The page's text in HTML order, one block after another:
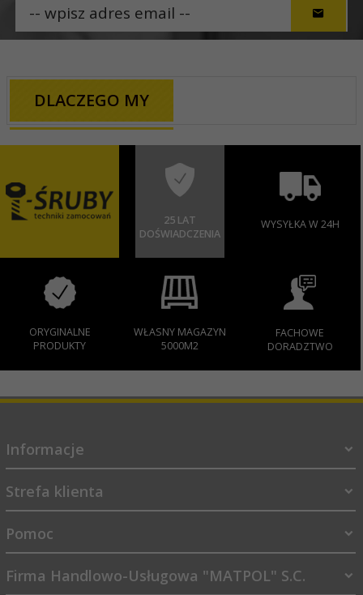
DLACZEGO MY
25 LAT
DOŚWIADCZENIA
WYSYŁKA W 24H
ORYGINALNE
PRODUKTY
WŁASNY MAGAZYN
5000M2
FACHOWE
DORADZTWO
Informacje
Strefa klienta
Pomoc
Firma Handlowo-Usługowa "MATPOL" S.C.